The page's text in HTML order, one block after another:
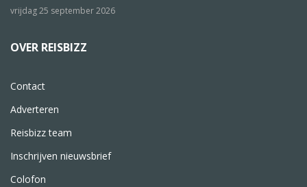
vrijdag 25 september 2026
OVER REISBIZZ
Contact
Adverteren
Reisbizz team
Inschrijven nieuwsbrief
Colofon